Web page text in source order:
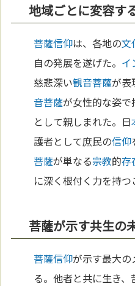
地域ごとに変容す
菩薩信仰は、各地の文
自の発展を遂げた。 イ
慈悲深い観音菩薩が表
音菩薩が女性的な姿
として親しまれた。日
護者として庶民の信仰
菩薩が単なる宗教的存
に深く根付く力を持つ
菩薩が示す共生の
菩薩信仰が示す最大の
る。他者と共に生き